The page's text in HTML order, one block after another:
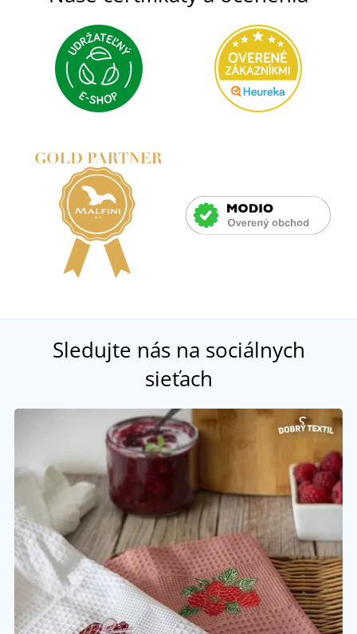
Sledujte nás na sociálnych
sieťach